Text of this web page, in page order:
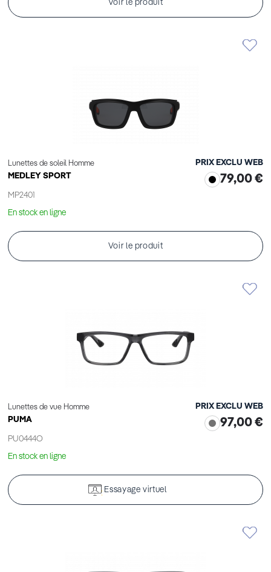
Voir le produit
Lunettes de soleil Homme
MEDLEY SPORT
MP2401
PRIX EXCLU WEB
79,00 €
En stock en ligne
Voir le produit
Lunettes de vue Homme
PUMA
PU0444O
PRIX EXCLU WEB
97,00 €
En stock en ligne
Essayage virtuel